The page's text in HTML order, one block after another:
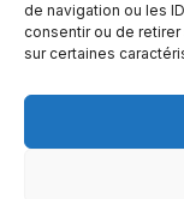
de navigation ou les
consentir ou de
sur certaines
© Copyright 2026 –
Ce site internet a